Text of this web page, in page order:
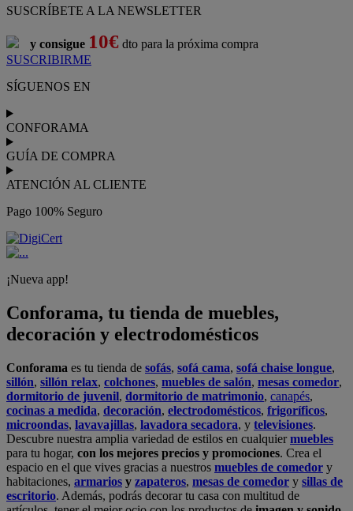
SUSCRÍBETE A LA NEWSLETTER
y consigue 10€ dto para la próxima compra
SUSCRIBIRME
SÍGUENOS EN
CONFORAMA
GUÍA DE COMPRA
ATENCIÓN AL CLIENTE
Pago 100% Seguro
¡Nueva app!
Conforama, tu tienda de muebles,
decoración y electrodomésticos
Conforama es tu tienda de sofás, sofá cama, sofá chaise longue,
sillón, sillón relax, colchones, muebles de salón, mesas comedor,
dormitorio de juvenil, dormitorio de matrimonio, canapés,
cocinas a medida, decoración, electrodomésticos, frigoríficos,
microondas, lavavajillas, lavadora secadora, y televisiones.
Descubre nuestra amplia variedad de estilos en cualquiermuebles
para tu hogar, con los mejores precios y promociones. Crea el
espacio en el que vives gracias a nuestros muebles de comedor y
habitaciones, armarios y zapateros, mesas de comedor y sillas de
escritorio. Además, podrás decorar tu casa con multitud de